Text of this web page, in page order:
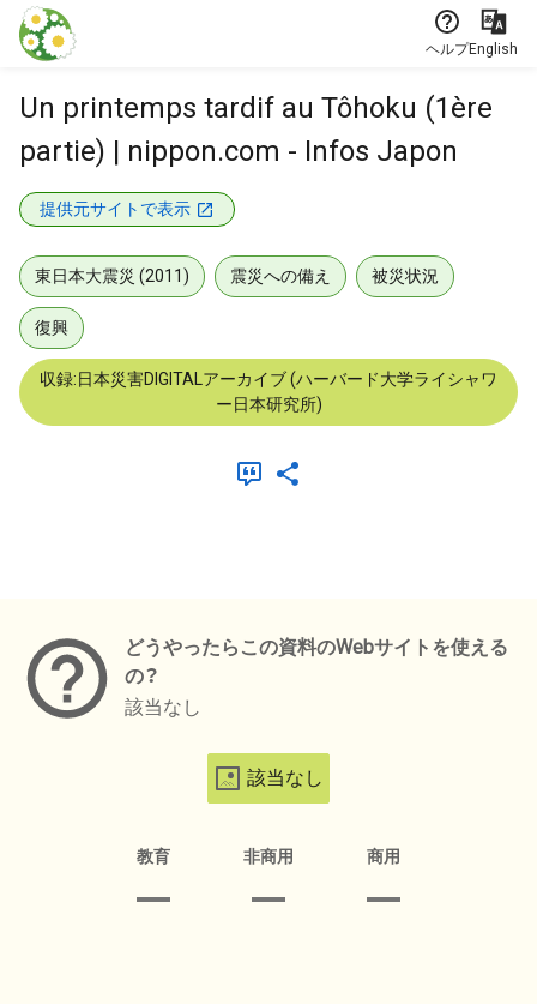
本文に飛ぶ
ヘルプEnglish
Un printemps tardif au Tôhoku (1ère
partie) | nippon.com - Infos Japon
提供元サイトで表示
東日本大震災 (2011) 震災への備え 被災状況
復興
収録:日本災害DIGITALアーカイブ (ハーバード大学ライシャワ
ー日本研究所)
どうやったらこの資料のWebサイトを使える
の？
該当なし
該当なし
教育 非商用 商用